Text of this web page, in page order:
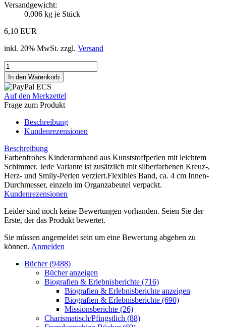
Versandgewicht:
0,006 kg je Stück
6,10 EUR
inkl. 20% MwSt. zzgl. Versand
Auf den Merkzettel
Frage zum Produkt
Beschreibung
Kundenrezensionen
Beschreibung
Farbenfrohes Kinderarmband aus Kunststoffperlen mit leichtem
Schimmer. Jede Variante ist zusätzlich mit silberfarbenen Kreuz-,
Herz- und Smily-Perlen verziert.Flexibles Band, ca. 4 cm Innen-
Durchmesser, einzeln im Organzabeutel verpackt.
Kundenrezensionen
Leider sind noch keine Bewertungen vorhanden. Seien Sie der
Erste, der das Produkt bewertet.
Sie müssen angemeldet sein um eine Bewertung abgeben zu
können. Anmelden
Bücher (9488)
Bücher anzeigen
Biografien & Erlebnisberichte (716)
Biografien & Erlebnisberichte anzeigen
Biografien & Erlebnisberichte (690)
Missionsberichte (26)
Charismatisch/Pfingstlich (88)